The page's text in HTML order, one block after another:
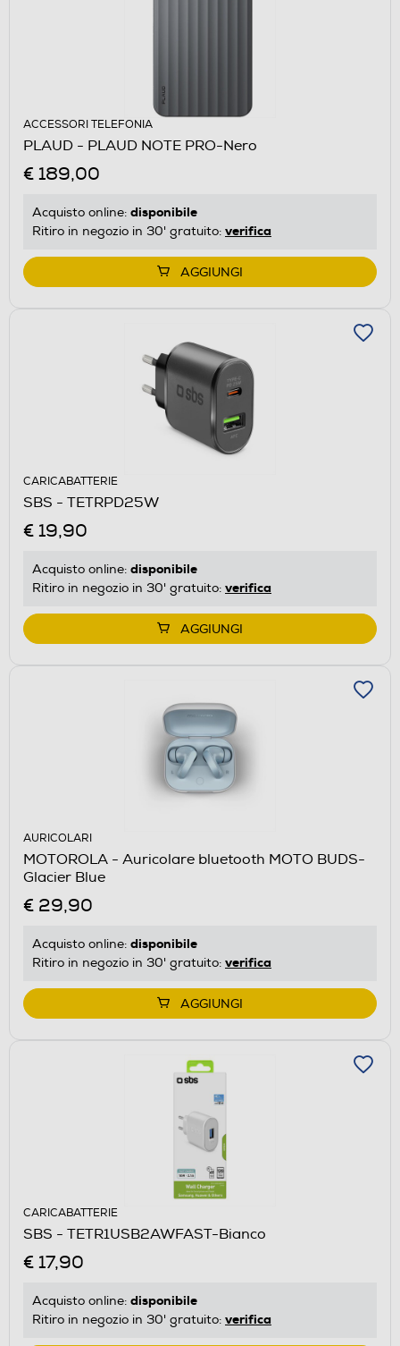
ACCESSORI TELEFONIA
PLAUD - PLAUD NOTE PRO-Nero
€ 189,00
Acquisto online: disponibile
Ritiro in negozio in 30' gratuito: verifica
AGGIUNGI
CARICABATTERIE
SBS - TETRPD25W
€ 19,90
Acquisto online: disponibile
Ritiro in negozio in 30' gratuito: verifica
AGGIUNGI
AURICOLARI
MOTOROLA - Auricolare bluetooth MOTO BUDS-
Glacier Blue
€ 29,90
Acquisto online: disponibile
Ritiro in negozio in 30' gratuito: verifica
AGGIUNGI
CARICABATTERIE
SBS - TETR1USB2AWFAST-Bianco
€ 17,90
Acquisto online: disponibile
Ritiro in negozio in 30' gratuito: verifica